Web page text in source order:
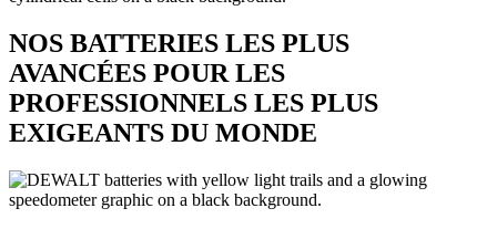
NOS BATTERIES LES PLUS
AVANCÉES POUR LES
PROFESSIONNELS LES PLUS
EXIGEANTS DU MONDE